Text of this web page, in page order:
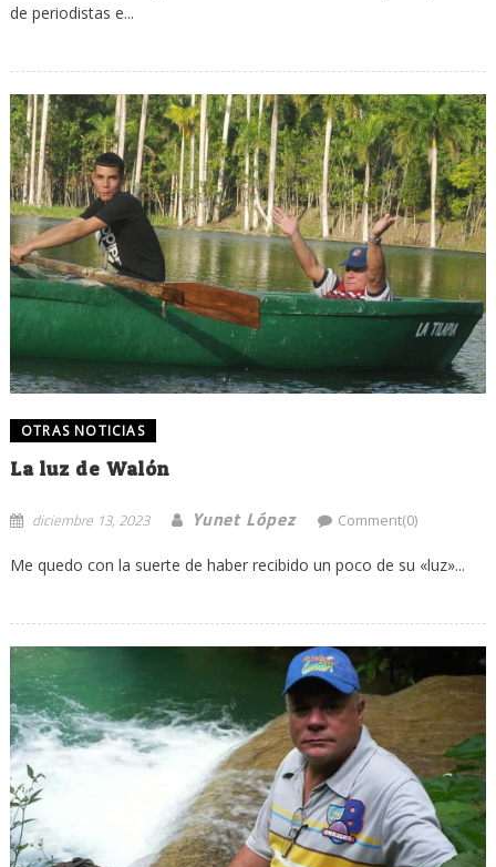
de periodistas e...
OTRAS NOTICIAS
La luz de Walón
diciembre 13, 2023 Yunet López Comment(0)
Me quedo con la suerte de haber recibido un poco de su «luz»...